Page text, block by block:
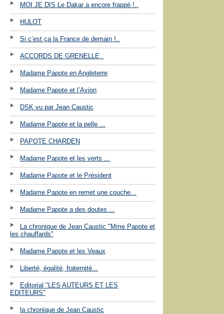
MOI JE DIS Le Dakar a encore frappé !..
HULOT
Si c’est ça la France de demain !..
ACCORDS DE GRENELLE .
Madame Papote en Angleterre
Madame Papote et l’Avion
DSK vu par Jean Caustic
Madame Papote et la pelle ...
PAPOTE CHARDEN
Madame Papote et les verts ...
Madame Papote et le Président
Madame Papote en remet une couche...
Madame Papote a des doutes ...
La chronique de Jean Caustic "Mme Papote et
les chauffards"
Madame Papote et les Veaux
Liberté, égalité, fraternité...
Editorial "LES AUTEURS ET LES
EDITEURS"
la chronique de Jean Caustic